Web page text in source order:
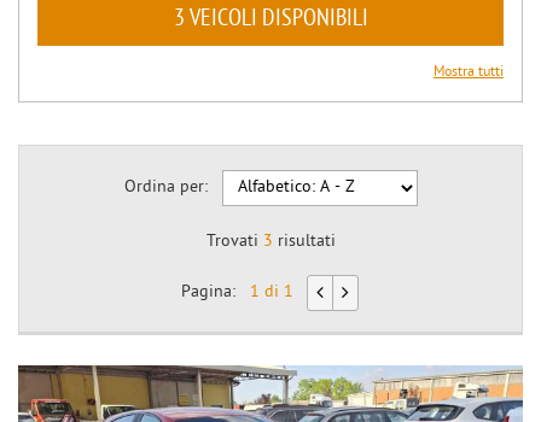
3 VEICOLI DISPONIBILI
Mostra tutti
Ordina per:
Trovati 3 risultati
Pagina: 1 di 1